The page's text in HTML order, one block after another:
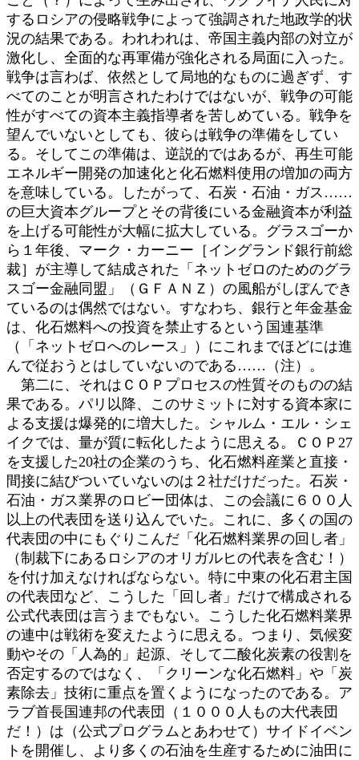
するロシアの侵略戦争によって強調された地政学的状
況の結果である。われわれは、帝国主義内部の対立が
激化し、全面的な再軍備が強化される局面に入った。
戦争は言わば、依然として局地的なものに過ぎず、す
べてのことが明言されたわけではないが、戦争の可能
性がすべての資本主義指導者を苦しめている。戦争を
望んでいないとしても、彼らは戦争の準備をしてい
る。そしてこの準備は、逆説的ではあるが、再生可能
エネルギー開発の加速化と化石燃料使用の増加の両方
を意味している。したがって、石炭・石油・ガス……
の巨大資本グループとその背後にいる金融資本が利益
を上げる可能性が大幅に拡大している。グラスゴーか
ら１年後、マーク・カーニー［イングランド銀行前総
裁］が主導して結成された「ネットゼロのためのグラ
スゴー金融同盟」（ＧＦＡＮＺ）の風船がしぼんでき
ているのは偶然ではない。すなわち、銀行と年金基金
は、化石燃料への投資を禁止するという国連基準
（「ネットゼロへのレース」）にこれまでほどには進
んで従おうとはしていないのである……（注）。
第二に、それはＣＯＰプロセスの性質そのものの結
果である。パリ以降、このサミットに対する資本家に
よる支援は爆発的に増大した。シャルム・エル・シェ
イクでは、量が質に転化したように思える。ＣＯＰ27
を支援した20社の企業のうち、化石燃料産業と直接・
間接に結びついていないのは２社だけだった。石炭・
石油・ガス業界のロビー団体は、この会議に６００人
以上の代表団を送り込んでいた。これに、多くの国の
代表団の中にもぐりこんだ「化石燃料業界の回し者」
（制裁下にあるロシアのオリガルヒの代表を含む！）
を付け加えなければならない。特に中東の化石君主国
の代表団など、こうした「回し者」だけで構成される
公式代表団は言うまでもない。こうした化石燃料業界
の連中は戦術を変えたように思える。つまり、気候変
動やその「人為的」起源、そして二酸化炭素の役割を
否定するのではなく、「クリーンな化石燃料」や「炭
素除去」技術に重点を置くようになったのである。ア
ラブ首長国連邦の代表団（１０００人もの大代表団
だ！）は（公式プログラムとあわせて）サイドイベン
トを開催し、より多くの石油を生産するために油田に